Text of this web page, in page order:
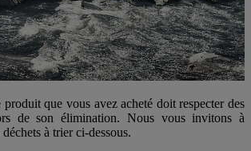
que vous avez acheté doit respecter des
de son élimination. Nous vous invitons à
à trier ci-dessous.